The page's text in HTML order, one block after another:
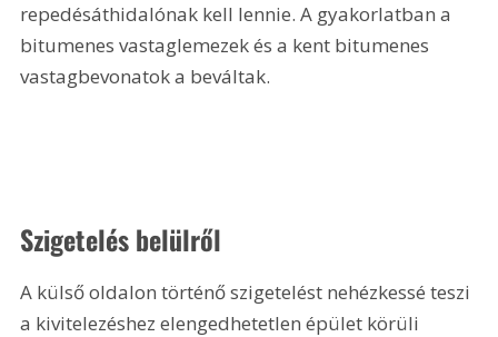
repedésáthidalónak kell lennie. A gyakorlatban a
bitumenes vastaglemezek és a kent bitumenes
vastagbevonatok a beváltak.
Szigetelés belülről
A külső oldalon történő szigetelést nehézkessé teszi
a kivitelezéshez elengedhetetlen épület körüli